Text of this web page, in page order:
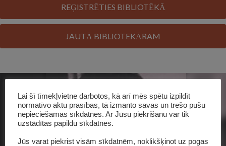
REĢISTRĒTIES BIBLIOTĒKĀ
JAUTĀ BIBLIOTEKĀRAM
Lai šī tīmekļvietne darbotos, kā arī mēs spētu izpildīt
normatīvo aktu prasības, tā izmanto savas un trešo pušu
nepieciešamās sīkdatnes. Ar Jūsu piekrišanu var tik
uzstādītas papildu sīkdatnes.
Jūs varat piekrist visām sīkdatnēm, noklikšķinot uz pogas